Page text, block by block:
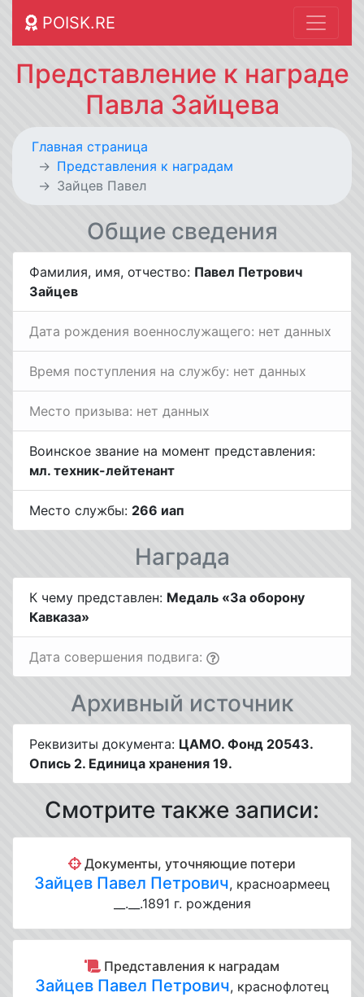
POISK.RE
Представление к награде
Павла Зайцева
Главная страница
Представления к наградам
Зайцев Павел
Общие сведения
Фамилия, имя, отчество: Павел Петрович
Зайцев
Дата рождения военнослужащего: нет данных
Время поступления на службу: нет данных
Место призыва: нет данных
Воинское звание на момент представления:
мл. техник-лейтенант
Место службы: 266 иап
Награда
К чему представлен: Медаль «За оборону
Кавказа»
Дата совершения подвига:
Архивный источник
Реквизиты документа: ЦАМО. Фонд 20543.
Опись 2. Единица хранения 19.
Смотрите также записи:
Документы, уточняющие потери
Зайцев Павел Петрович, красноармеец
__.__.1891 г. рождения
Представления к наградам
Зайцев Павел Петрович, краснофлотец